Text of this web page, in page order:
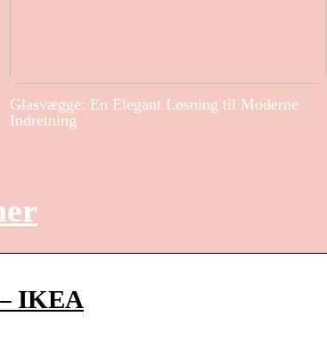
Glasvægge: En Elegant Løsning til Moderne
Indretning
IKEA